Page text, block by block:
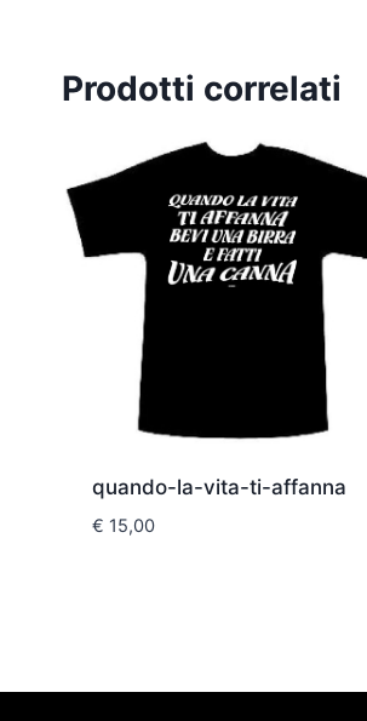
Prodotti correlati
quando-la-vita-ti-affanna
€ 15,00